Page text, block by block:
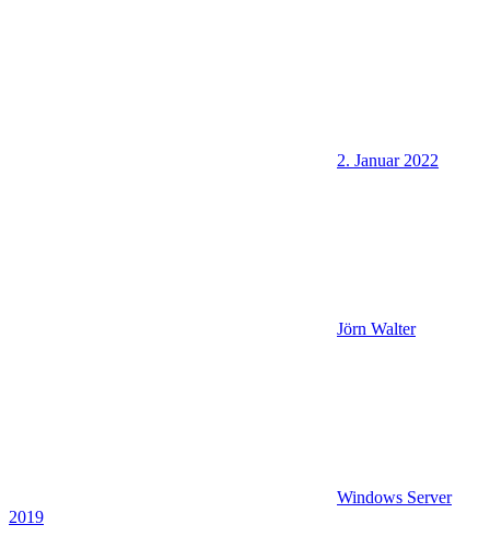
2. Januar 2022
Jörn Walter
Windows Server
2019